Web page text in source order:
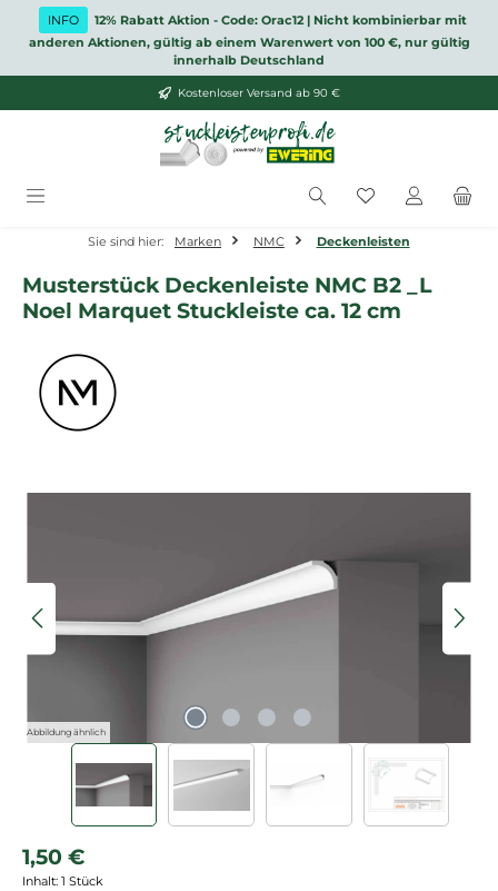
Zum Hauptinhalt springen
INFO
12% Rabatt Aktion - Code: Orac12 | Nicht kombinierbar mit
anderen Aktionen, gültig ab einem Warenwert von 100 €, nur gültig
innerhalb Deutschland
Kostenloser Versand ab 90 €
Du hast 0
Sie sind hier: Marken NMC Deckenleisten
Musterstück Deckenleiste NMC B2 _L
Noel Marquet Stuckleiste ca. 12 cm
Abbildung ähnlich
Regulärer Preis:
1,50 €
Inhalt: 1 Stück